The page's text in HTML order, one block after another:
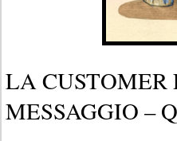
LA
MESSAGGIO –